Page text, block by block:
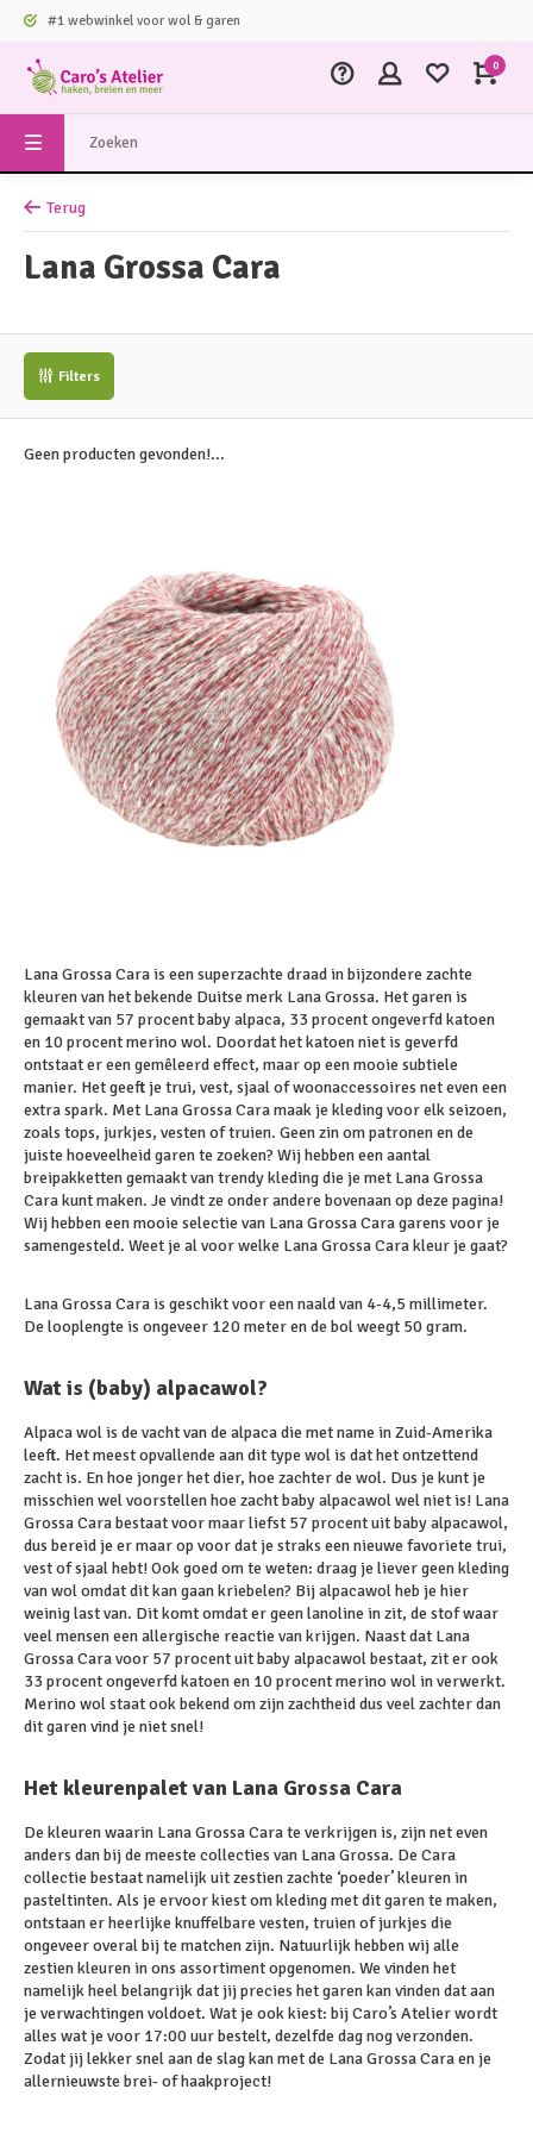
#1 webwinkel voor wol & garen
0
Terug
Lana Grossa Cara
Filters
Geen producten gevonden!...
Lana Grossa Cara is een superzachte draad in bijzondere zachte
kleuren van het bekende Duitse merk Lana Grossa. Het garen is
gemaakt van 57 procent baby alpaca, 33 procent ongeverfd katoen
en 10 procent merino wol. Doordat het katoen niet is geverfd
ontstaat er een gemêleerd effect, maar op een mooie subtiele
manier. Het geeft je trui, vest, sjaal of woonaccessoires net even een
extra spark. Met Lana Grossa Cara maak je kleding voor elk seizoen,
zoals tops, jurkjes, vesten of truien. Geen zin om patronen en de
juiste hoeveelheid garen te zoeken? Wij hebben een aantal
breipakketten gemaakt van trendy kleding die je met Lana Grossa
Cara kunt maken. Je vindt ze onder andere bovenaan op deze pagina!
Wij hebben een mooie selectie van Lana Grossa Cara garens voor je
samengesteld. Weet je al voor welke Lana Grossa Cara kleur je gaat?
Lana Grossa Cara is geschikt voor een naald van 4-4,5 millimeter.
De looplengte is ongeveer 120 meter en de bol weegt 50 gram.
Wat is (baby) alpacawol?
Alpaca wol is de vacht van de alpaca die met name in Zuid-Amerika
leeft. Het meest opvallende aan dit type wol is dat het ontzettend
zacht is. En hoe jonger het dier, hoe zachter de wol. Dus je kunt je
misschien wel voorstellen hoe zacht baby alpacawol wel niet is! Lana
Grossa Cara bestaat voor maar liefst 57 procent uit baby alpacawol,
dus bereid je er maar op voor dat je straks een nieuwe favoriete trui,
vest of sjaal hebt! Ook goed om te weten: draag je liever geen kleding
van wol omdat dit kan gaan kriebelen? Bij alpacawol heb je hier
weinig last van. Dit komt omdat er geen lanoline in zit, de stof waar
veel mensen een allergische reactie van krijgen. Naast dat Lana
Grossa Cara voor 57 procent uit baby alpacawol bestaat, zit er ook
33 procent ongeverfd katoen en 10 procent merino wol in verwerkt.
Merino wol staat ook bekend om zijn zachtheid dus veel zachter dan
dit garen vind je niet snel!
Het kleurenpalet van Lana Grossa Cara
De kleuren waarin Lana Grossa Cara te verkrijgen is, zijn net even
anders dan bij de meeste collecties van Lana Grossa. De Cara
collectie bestaat namelijk uit zestien zachte ‘poeder’ kleuren in
pasteltinten. Als je ervoor kiest om kleding met dit garen te maken,
ontstaan er heerlijke knuffelbare vesten, truien of jurkjes die
ongeveer overal bij te matchen zijn. Natuurlijk hebben wij alle
zestien kleuren in ons assortiment opgenomen. We vinden het
namelijk heel belangrijk dat jij precies het garen kan vinden dat aan
je verwachtingen voldoet. Wat je ook kiest: bij Caro’s Atelier wordt
alles wat je voor 17:00 uur bestelt, dezelfde dag nog verzonden.
Zodat jij lekker snel aan de slag kan met de Lana Grossa Cara en je
allernieuwste brei- of haakproject!